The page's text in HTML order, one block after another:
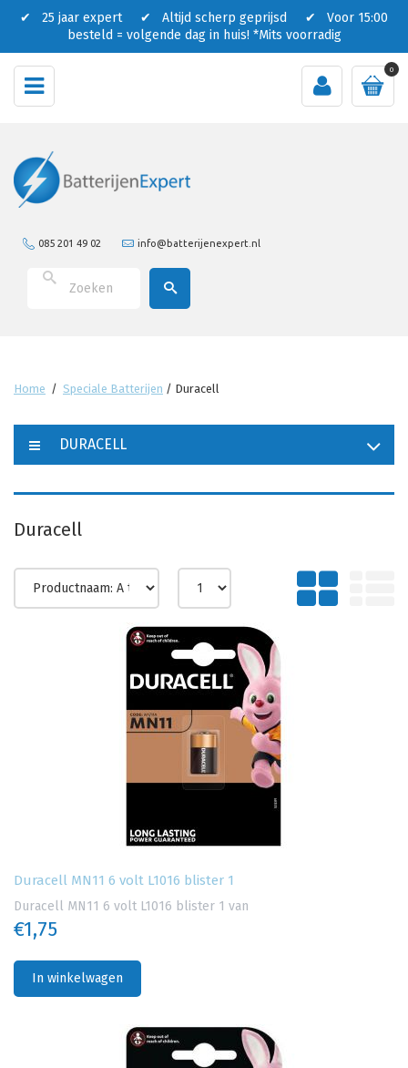
✔ 25 jaar expert ✔ Altijd scherp geprijsd ✔ Voor 15:00
besteld = volgende dag in huis! *Mits voorradig
0
085 201 49 02 info@batterijenexpert.nl
Home / Speciale Batterijen / Duracell
DURACELL
Duracell
Duracell MN11 6 volt L1016 blister 1
Duracell MN11 6 volt L1016 blister 1 van
€1,75
In winkelwagen